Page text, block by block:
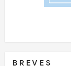
B R E V E S